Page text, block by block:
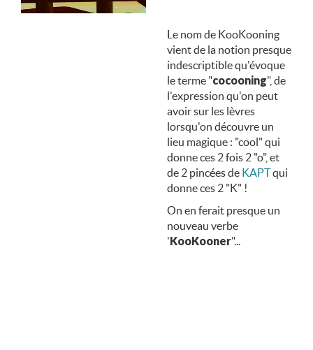
Le nom de KooKooning
vient de la notion presque
indescriptible qu'évoque
le terme "cocooning", de
l'expression qu'on peut
avoir sur les lèvres
lorsqu'on découvre un
lieu magique : "cool" qui
donne ces 2 fois 2 "o", et
de 2 pincées de KAPTqui
donne ces 2 "K" !
On en ferait presque un
nouveau verbe
'KooKooner"...